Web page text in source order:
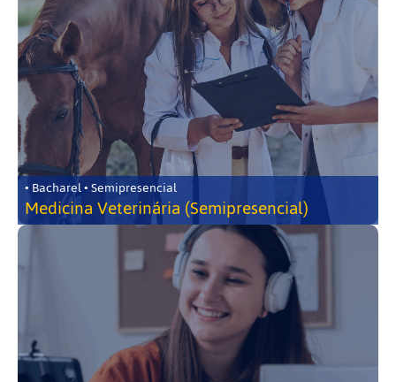
• Bacharel • Semipresencial
Medicina Veterinária (Semipresencial)